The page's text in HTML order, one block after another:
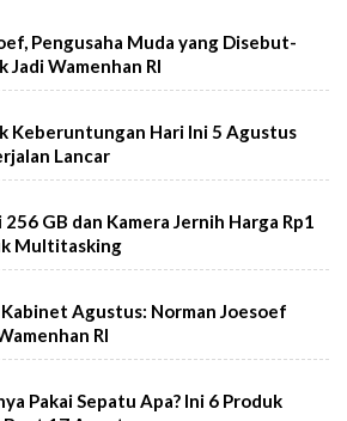
Pengusaha Muda yang Disebut-
Wamenhan RI
Keberuntungan Hari Ini 5 Agustus
Lancar
GB dan Kamera Jernih Harga Rp1
Multitasking
Agustus: Norman Joesoef
RI
Pakai Sepatu Apa? Ini 6 Produk